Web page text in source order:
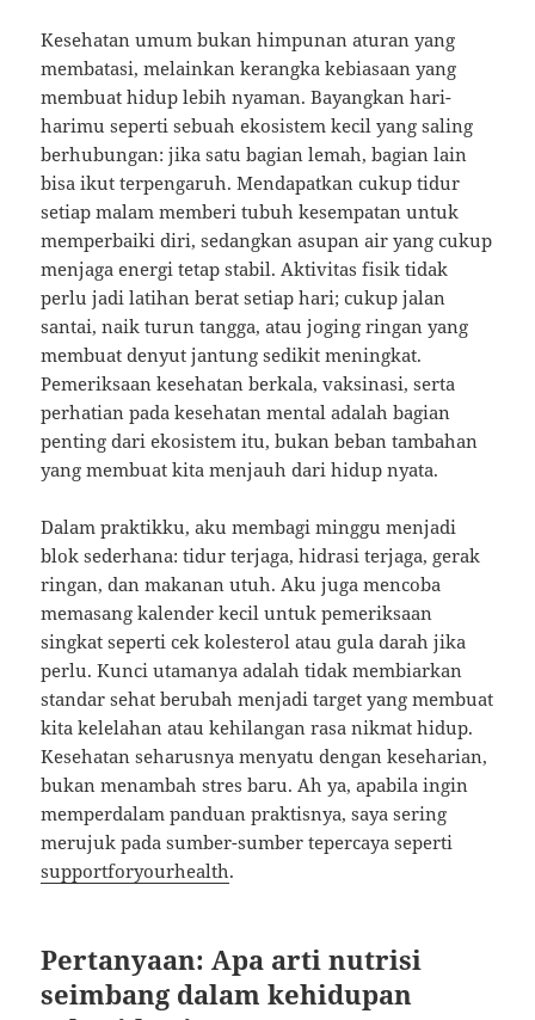
Kesehatan umum bukan himpunan aturan yang
membatasi, melainkan kerangka kebiasaan yang
membuat hidup lebih nyaman. Bayangkan hari-
harimu seperti sebuah ekosistem kecil yang saling
berhubungan: jika satu bagian lemah, bagian lain
bisa ikut terpengaruh. Mendapatkan cukup tidur
setiap malam memberi tubuh kesempatan untuk
memperbaiki diri, sedangkan asupan air yang cukup
menjaga energi tetap stabil. Aktivitas fisik tidak
perlu jadi latihan berat setiap hari; cukup jalan
santai, naik turun tangga, atau joging ringan yang
membuat denyut jantung sedikit meningkat.
Pemeriksaan kesehatan berkala, vaksinasi, serta
perhatian pada kesehatan mental adalah bagian
penting dari ekosistem itu, bukan beban tambahan
yang membuat kita menjauh dari hidup nyata.
Dalam praktikku, aku membagi minggu menjadi
blok sederhana: tidur terjaga, hidrasi terjaga, gerak
ringan, dan makanan utuh. Aku juga mencoba
memasang kalender kecil untuk pemeriksaan
singkat seperti cek kolesterol atau gula darah jika
perlu. Kunci utamanya adalah tidak membiarkan
standar sehat berubah menjadi target yang membuat
kita kelelahan atau kehilangan rasa nikmat hidup.
Kesehatan seharusnya menyatu dengan keseharian,
bukan menambah stres baru. Ah ya, apabila ingin
memperdalam panduan praktisnya, saya sering
merujuk pada sumber-sumber tepercaya seperti
supportforyourhealth.
Pertanyaan: Apa arti nutrisi
seimbang dalam kehidupan